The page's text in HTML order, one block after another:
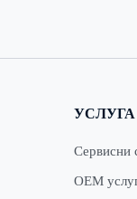
УСЛУГА
Сервисни
ОЕМ